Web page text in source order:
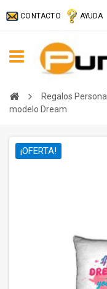
CONTACTO AYUDA
Regalos
modelo Dream
¡OFERTA!